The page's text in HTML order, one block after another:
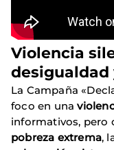
Violencia
desigualdad
La Campaña
foco en una
informativos, pero
pobreza extrema,